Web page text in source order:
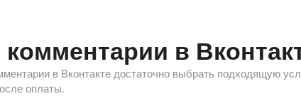
комментарии в
в Вконтакте достаточно выбрать подходящую
оплаты.